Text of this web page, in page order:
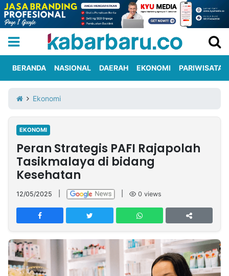
Iklan
Berita
Kami
Nasional
International
Olahraga
Entertainment
Daerah
Pariwisata
Kuliner
Kolom
Network
PT
TREETAN
INDONESIA
BERANDA NASIONAL DAERAH EKONOMI PARIWISATA
Ekonomi
EKONOMI
Peran Strategis PAFI Rajapolah
Tasikmalaya di bidang
Kesehatan
12/05/2025 0 views